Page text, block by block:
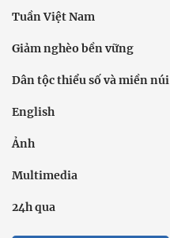
Tuần Việt Nam
Giảm nghèo bền vững
Dân tộc thiểu số và miền núi
English
Ảnh
Multimedia
24h qua